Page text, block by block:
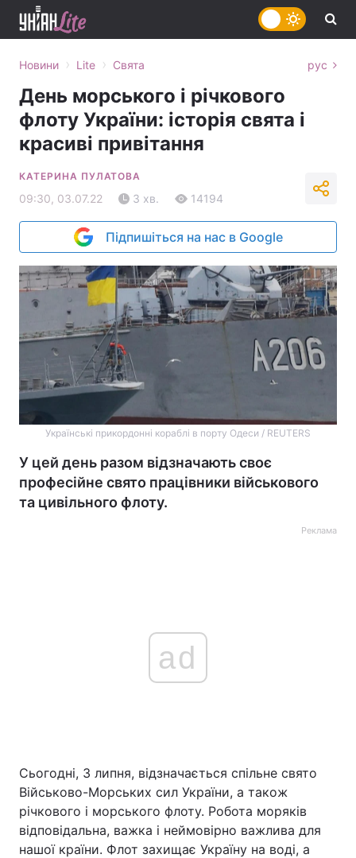
Головна Війна
Україна Політика
Економіка Світ
Новини › Lite › Свята рус
День морського і річкового
флоту України: історія свята і
красиві привітання
КАТЕРИНА ПУЛАТОВА
09:30, 03.07.22 3 хв. 14194
Підпишіться на нас в Google
Українські прикордонні кораблі в порту Одеси / REUTERS
У цей день разом відзначають своє
професійне свято працівники військового
та цивільного флоту.
Реклама
ad
Сьогодні, 3 липня, відзначається спільне свято
Військово-Морських сил України, а також
річкового і морського флоту. Робота моряків
відповідальна, важка і неймовірно важлива для
нашої країни. Флот захищає Україну на воді, а